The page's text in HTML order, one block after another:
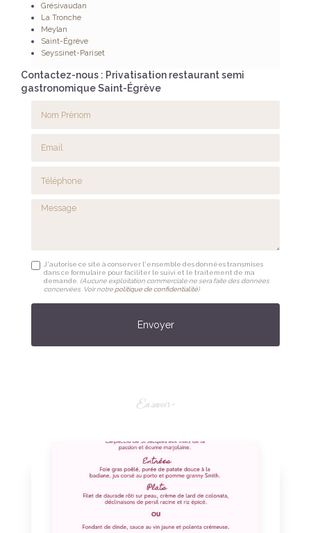
Grésivaudan
La Tronche
Meylan
Saint-Égrève
Seyssinet-Pariset
Contactez-nous : Privatisation restaurant semi
gastronomique Saint-Égrève
Message
J'autorise ce site à conserver l'ensemble des données transmises
dans ce formulaire pour faciliter le suivi et le traitement de ma
demande. (Aucune exploitation commerciale ne sera faite des données
concervées. Voir notre politique de confidentialité)
En savoir +